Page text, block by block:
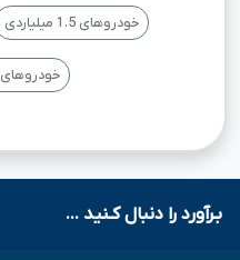
خودروهای 1.5 میلیاردی
خودروهای 3 میلیاردی
بـرآورد را دنبال کـنید ...